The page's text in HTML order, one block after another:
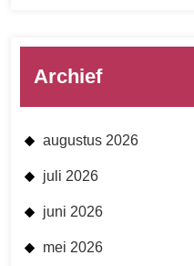
Archief
augustus 2026
juli 2026
juni 2026
mei 2026